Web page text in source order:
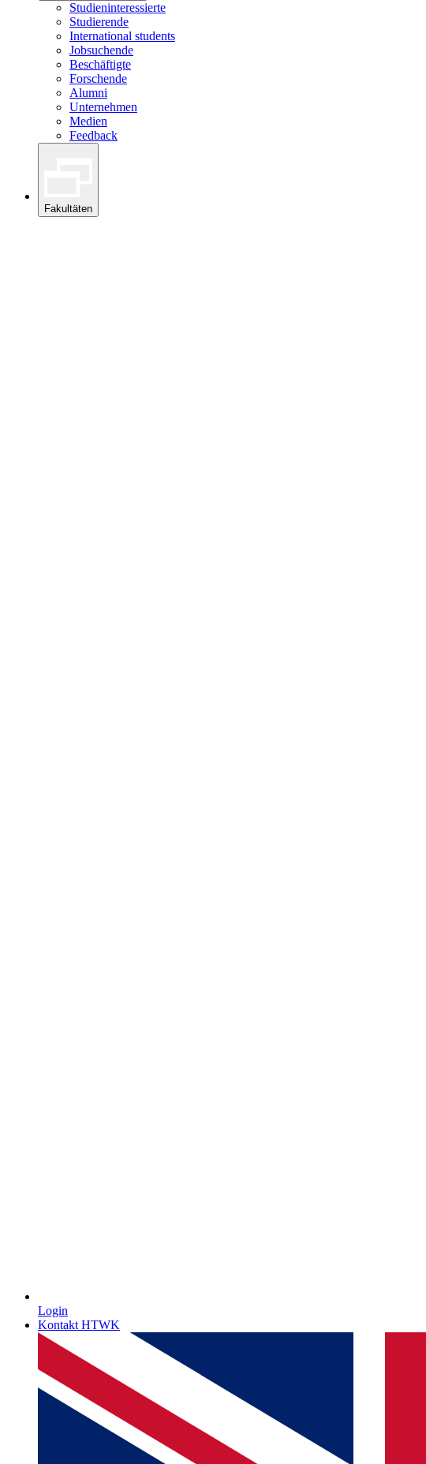
Studieninteressierte
Studierende
International students
Jobsuchende
Beschäftigte
Forschende
Alumni
Unternehmen
Medien
Feedback
Fakultäten
Login
Kontakt HTWK